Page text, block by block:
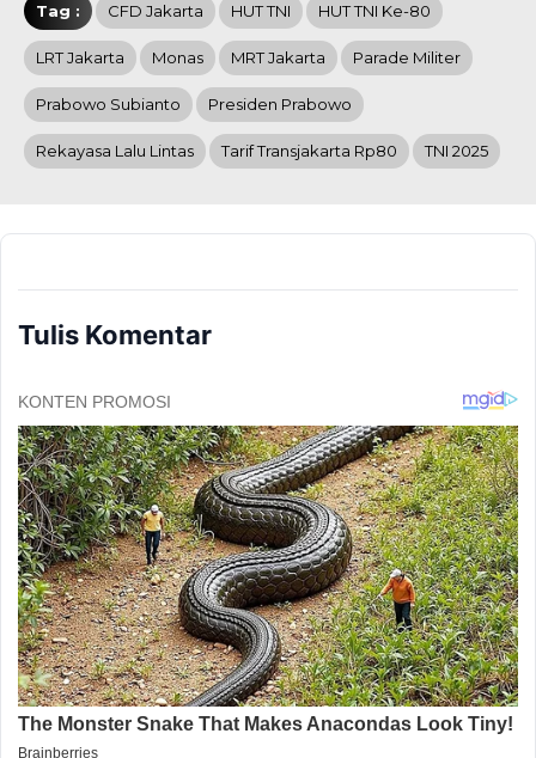
Tag : CFD Jakarta HUT TNI HUT TNI Ke-80
LRT Jakarta Monas MRT Jakarta Parade Militer
Prabowo Subianto Presiden Prabowo
Rekayasa Lalu Lintas Tarif Transjakarta Rp80 TNI 2025
Tulis Komentar